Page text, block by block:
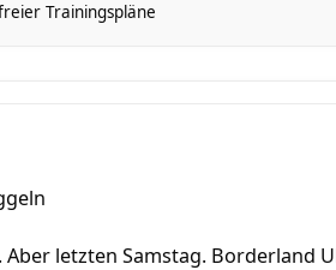
Trainingspläne
Aber letzten Samstag. Borderland